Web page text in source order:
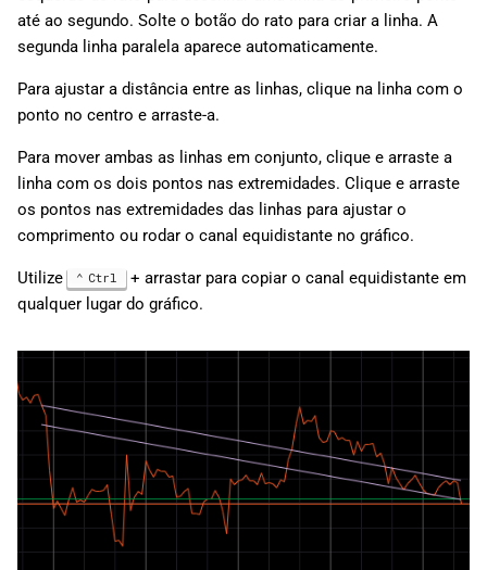
até ao segundo. Solte o botão do rato para criar a linha. A
segunda linha paralela aparece automaticamente.
Para ajustar a distância entre as linhas, clique na linha com o
ponto no centro e arraste-a.
Para mover ambas as linhas em conjunto, clique e arraste a
linha com os dois pontos nas extremidades. Clique e arraste
os pontos nas extremidades das linhas para ajustar o
comprimento ou rodar o canal equidistante no gráfico.
Utilize Ctrl + arrastar para copiar o canal equidistante em
qualquer lugar do gráfico.